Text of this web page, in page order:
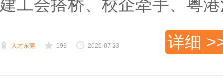
建工会搭桥、校企牵手、粤
人才东莞 193 2026-07-23 详细